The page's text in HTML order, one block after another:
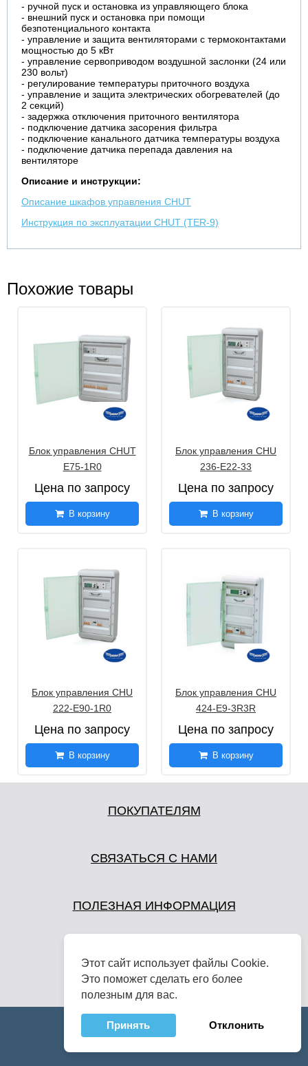
- ручной пуск и остановка из управляющего блока
- внешний пуск и остановка при помощи
безпотенциального контакта
- управление и защита вентиляторами с термоконтактами
мощностью до 5 кВт
- управление сервоприводом воздушной заслонки (24 или
230 вольт)
- регулирование температуры приточного воздуха
- управление и защита электрических обогревателей (до
2 секций)
- задержка отключения приточного вентилятора
- подключение датчика засорения фильтра
- подключение канального датчика температуры воздуха
- подключение датчика перепада давления на
вентиляторе
Описание и инструкции:
Описание шкафов управления CHUT
Инструкция по эксплуатации CHUT (TER-9)
Похожие товары
Блок управления CHUT
E75-1R0
Цена по запросу
В корзину
Блок управления CHU
236-E22-33
Цена по запросу
В корзину
Блок управления CHU
222-E90-1R0
Цена по запросу
В корзину
Блок управления CHU
424-E9-3R3R
Цена по запросу
В корзину
ПОКУПАТЕЛЯМ
СВЯЗАТЬСЯ С НАМИ
ПОЛЕЗНАЯ ИНФОРМАЦИЯ
Этот сайт использует файлы Cookie.
Это поможет сделать его более
полезным для вас.
Принять Отклонить